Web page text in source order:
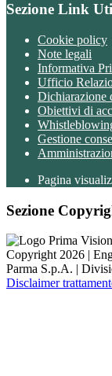
Sezione Link
Cookie policy
Note legali
Informativa
Ufficio
Dichiarazione
Obiettivi di
Gestione
Pagina
Sezione
Copyright 2026 |
Parma S.p.A. |
Disclaimer